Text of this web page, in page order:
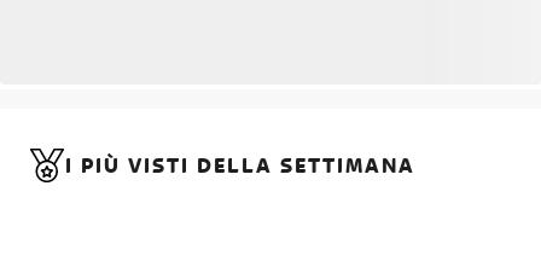
I PIÙ VISTI DELLA SETTIMANA